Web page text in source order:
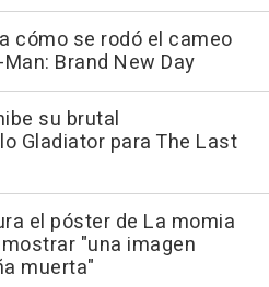
cómo se rodó el cameo
Brand New Day
su brutal
Gladiator para The Last
el póster de La momia
"una imagen
muerta"